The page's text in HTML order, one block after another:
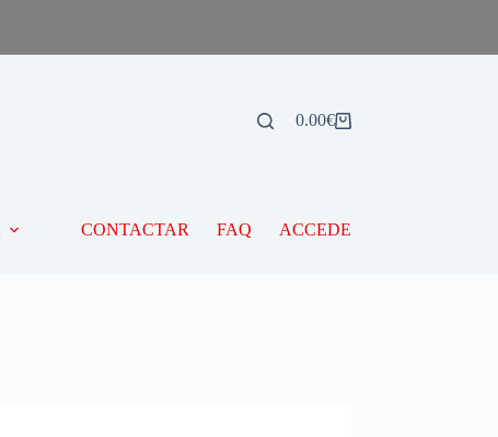
0.00€
CONTACTAR FAQ ACCEDE